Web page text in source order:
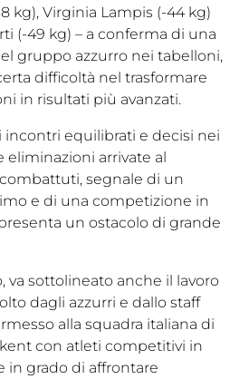
kg), Virginia Lampis (-44 kg)
(-49 kg) – a conferma di una
gruppo azzurro nei tabelloni,
difficoltà nel trasformare
in risultati più avanzati.
incontri equilibrati e decisi nei
eliminazioni arrivate al
segnale di un
e di una competizione in
un ostacolo di grande
va sottolineato anche il lavoro
dagli azzurri e dallo staff
alla squadra italiana di
con atleti competitivi in
in grado di affrontare